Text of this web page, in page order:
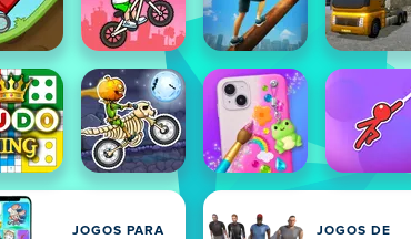
JOGOS PARA
JOGOS DE